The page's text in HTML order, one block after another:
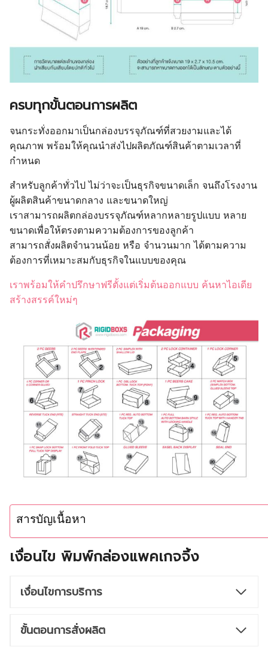
ครบทุกขั้นตอนการผลิต
จนกระทั่งออกมาเป็นกล่องบรรจุภัณฑ์ที่สวยงามและได้
คุณภาพ พร้อมให้คุณนำส่งไปผลิตภัณฑ์สินค้าตามเวลาที่
กำหนด
สำหรับลูกค้าทั่วไป ไม่ว่าจะเป็นธุรกิจขนาดเล็ก จนถึงโรงงาน
ผู้ผลิตสินค้าขนาดกลาง และขนาดใหญ่
เราสามารถผลิตกล่องบรรจุภัณฑ์หลากหลายรูปแบบ หลาย
ขนาดเพื่อให้ตรงตามความต้องการของลูกค้า
สามารถสั่งผลิตจำนวนน้อย หรือ จำนวนมาก ได้ตามความ
ต้องการที่เหมาะสมกับธุรกิจในแบบของคุณ
เราพร้อมให้คำปรึกษาฟรีตั้งแต่เริ่มต้นออกแบบ ค้นหาไอเดีย
สร้างสรรค์ใหม่ๆ
สารบัญเนื้อหา
เงื่อนไข พิมพ์กล่องแพคเกจจิ้ง
เงื่อนไขการบริการ
ขั้นตอนการสั่งผลิต